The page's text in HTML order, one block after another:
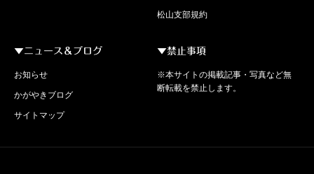
松山支部規約
▼ニュース＆ブログ
お知らせ
かがやきブログ
サイトマップ
▼禁止事項
※本サイトの掲載記事・写真など無
断転載を禁止します。